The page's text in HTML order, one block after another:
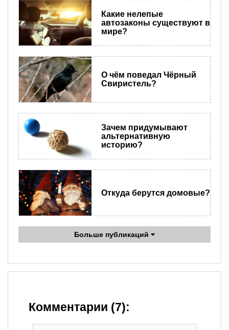
​Какие нелепые
автозаконы существуют в
мире?
О чём поведал Чёрный
Свиристель?
Зачем придумывают
альтернативную
историю?
Откуда берутся домовые?
Больше публикаций
Комментарии (7):